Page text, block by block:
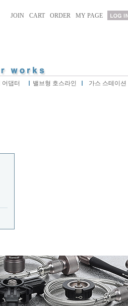
JOIN CART ORDER MY PAGE
어댑터 밸브형 호스라인 가스 스테이션